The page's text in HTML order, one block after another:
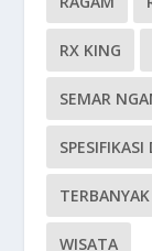
RX KING
SEMAR
WISATA